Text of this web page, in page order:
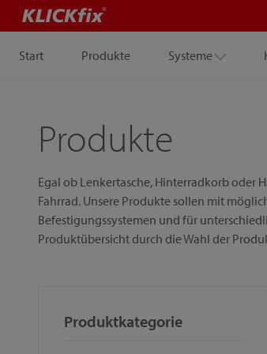
Start Produkte Systeme
Produkte
Egal ob Lenkertasche, Hinterradkorb oder
Fahrrad. Unsere Produkte sollen mit
Befestigungssystemen und für
Produktübersicht durch die Wahl der
Produktkategorie